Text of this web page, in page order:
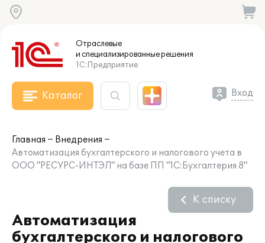
Отраслевые
и специализированныерешения
1С:Предприятие
Каталог Вход
Главная
Внедрения
Автоматизация бухгалтерского и налогового учета в
ООО "РЕСУРС-ИНТЭЛ" на базе ПП "1С:Бухгалтерия 8"
Автоматизация
бухгалтерского и налогового
К списку